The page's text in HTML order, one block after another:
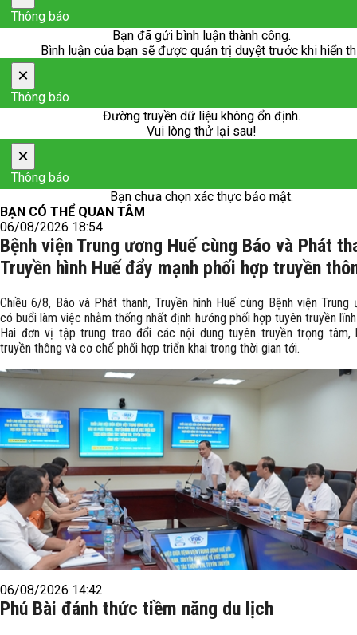
Thông báo
Bạn đã gửi bình luận thành công.
Bình luận của bạn sẽ được quản trị duyệt trước khi hiển
×
Thông báo
Đường truyền dữ liệu không ổn định.
Vui lòng thử lại sau!
×
Thông báo
Bạn chưa chọn xác thực bảo mật.
BẠN CÓ THỂ QUAN TÂM
06/08/2026 18:54
Bệnh viện Trung ương Huế cùng Báo và Phát
Truyền hình Huế đẩy mạnh phối hợp truyền
Chiều 6/8, Báo và Phát thanh, Truyền hình Huế cùng Bệnh viện Trung
có buổi làm việc nhằm thống nhất định hướng phối hợp tuyên truyền
Hai đơn vị tập trung trao đổi các nội dung tuyên truyền trọng tâm,
truyền thông và cơ chế phối hợp triển khai trong thời gian tới.
06/08/2026 14:42
Phú Bài đánh thức tiềm năng du lịch